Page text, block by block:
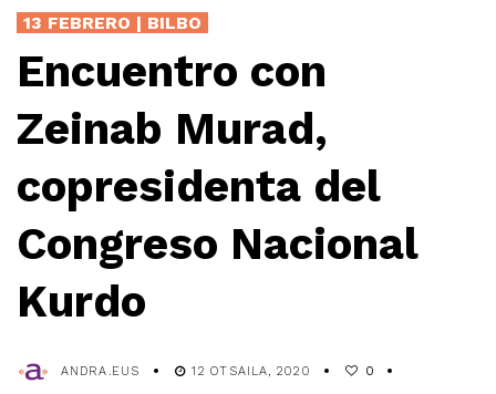
13 FEBRERO | BILBO
Encuentro con
Zeinab Murad,
copresidenta del
Congreso Nacional
Kurdo
ANDRA.EUS 12 OTSAILA, 2020 0